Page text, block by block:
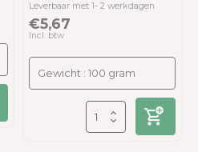
Leverbaar met 1- 2 werkdagen
€5,67
Incl. btw